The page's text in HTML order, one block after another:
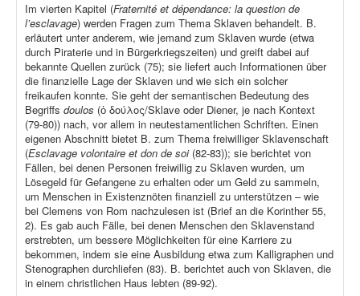
Im vierten Kapitel (Fraternité et dépendance: la question de
l’esclavage) werden Fragen zum Thema Sklaven behandelt. B.
erläutert unter anderem, wie jemand zum Sklaven wurde (etwa
durch Piraterie und in Bürgerkriegszeiten) und greift dabei auf
bekannte Quellen zurück (75); sie liefert auch Informationen über
die finanzielle Lage der Sklaven und wie sich ein solcher
freikaufen konnte. Sie geht der semantischen Bedeutung des
Begriffs doulos (ὁ δούλος/Sklave oder Diener, je nach Kontext
(79-80)) nach, vor allem in neutestamentlichen Schriften. Einen
eigenen Abschnitt bietet B. zum Thema freiwilliger Sklavenschaft
(Esclavage volontaire et don de soi(82-83)); sie berichtet von
Fällen, bei denen Personen freiwillig zu Sklaven wurden, um
Lösegeld für Gefangene zu erhalten oder um Geld zu sammeln,
um Menschen in Existenznöten finanziell zu unterstützen – wie
bei Clemens von Rom nachzulesen ist (Brief an die Korinther 55,
2). Es gab auch Fälle, bei denen Menschen den Sklavenstand
erstrebten, um bessere Möglichkeiten für eine Karriere zu
bekommen, indem sie eine Ausbildung etwa zum Kalligraphen und
Stenographen durchliefen (83). B. berichtet auch von Sklaven, die
in einem christlichen Haus lebten (89-92).